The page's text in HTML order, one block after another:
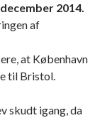
2014.
af
at København
til Bristol.
skudt igang, da